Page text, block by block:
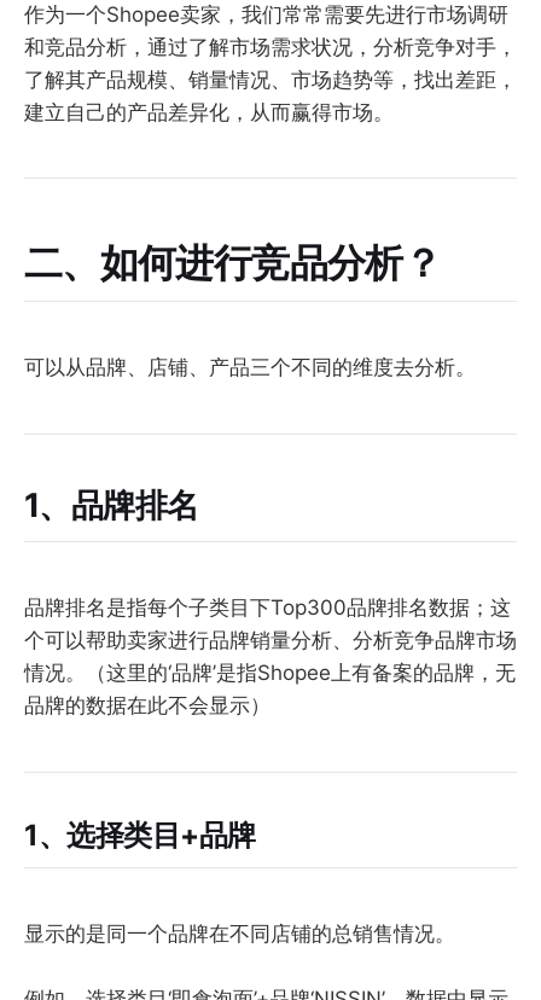
作为一个Shopee卖家，我们常常需要先进行市场调研
和竞品分析，通过了解市场需求状况，分析竞争对手，
了解其产品规模、销量情况、市场趋势等，找出差距，
建立自己的产品差异化，从而赢得市场。
二、如何进行竞品分析？
可以从品牌、店铺、产品三个不同的维度去分析。
1、品牌排名
品牌排名是指每个子类目下Top300品牌排名数据；这
个可以帮助卖家进行品牌销量分析、分析竞争品牌市场
情况。（这里的‘品牌’是指Shopee上有备案的品牌，无
品牌的数据在此不会显示）
1、选择类目+品牌
显示的是同一个品牌在不同店铺的总销售情况。